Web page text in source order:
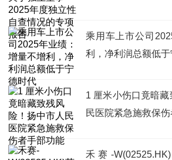
乘用车上市公司
利，净利润总额低
1 厘米小伤口竟暗
民医院紧急施救保
禾赛-